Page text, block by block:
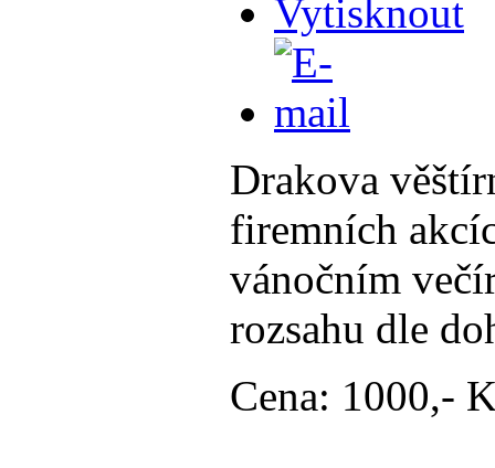
Drakova
firemních
vánočním
rozsahu dle
Cena: 1000,-